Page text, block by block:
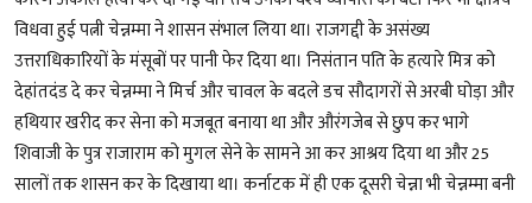
विधवा हुई पत्नी चेन्नम्मा ने शासन संभाल लिया था। राजगद्दी के असंख्य
उत्तराधिकारियों के मंसूबों पर पानी फेर दिया था। निसंतान पति के हत्यारे मित्र को
देहांतदंड दे कर चेन्नम्मा ने मिर्च और चावल के बदले डच सौदागरों से अरबी घोड़ा और
हथियार खरीद कर सेना को मजबूत बनाया था और औरंगजेब से छुप कर भागे
शिवाजी के पुत्र राजाराम को मुगल सेने के सामने आ कर आश्रय दिया था और 25
सालों तक शासन कर के दिखाया था। कर्नाटक में ही एक दूसरी चेन्ना भी चेन्नम्मा बनी